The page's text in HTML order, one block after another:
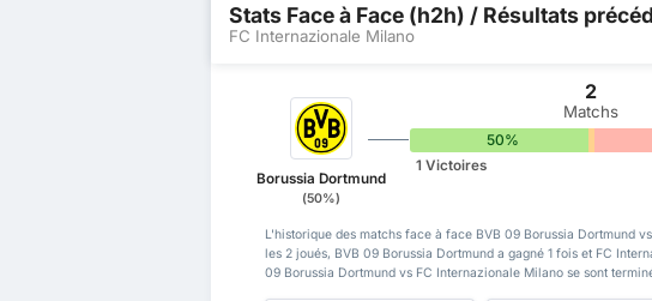
Stats Face à Face (h2h) / Résultats
FC Internazionale Milano
Borussia Dortmund
(50%)
2
Matchs
50%
1 Victoires
L'historique des matchs face à face BVB 09 Borussia Dortmund
les 2 joués, BVB 09 Borussia Dortmund a gagné 1 fois et FC
09 Borussia Dortmund vs FC Internazionale Milano se sont